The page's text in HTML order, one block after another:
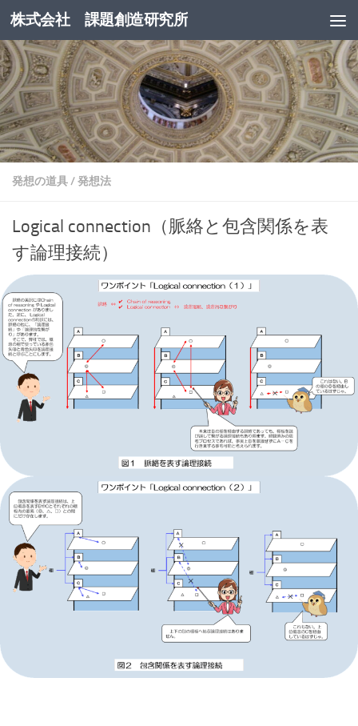
コンテンツへスキップ
株式会社 課題創造研究所
発想の道具/発想法
Logical connection（脈絡と包含関係を表
す論理接続）